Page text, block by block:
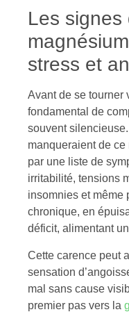
Les signes
stress et
Avant de se tourner
fondamental de
souvent
manqueraient de
par une liste de
irritabilité, tensions
insomnies et même
chronique, en
déficit, alimentant
Cette carence peut
sensation
mal sans cause
premier pas vers la